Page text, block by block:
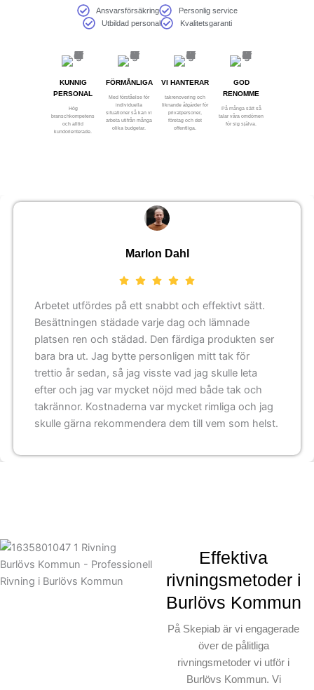
Ansvarsförsäkring
Personlig service
Utbildad personal
Kvalitetsgaranti
KUNNIG
PERSONAL
Hög
branschkompetens
och alltid
kundorienterade.
FÖRMÅNLIGA
Med förståelse för
individuella
situationer så kan vi
arbeta utifrån många
olika budgetar.
VI HANTERAR
takrenovering och
liknande åtgärder för
privatpersoner,
företag och det
offentliga.
GOD
RENOMME
På många sätt så
talar våra omdömen
för sig själva.
Marlon Dahl
Arbetet utfördes på ett snabbt och effektivt sätt.
Besättningen städade varje dag och lämnade
platsen ren och städad. Den färdiga produkten ser
bara bra ut. Jag bytte personligen mitt tak för
trettio år sedan, så jag visste vad jag skulle leta
efter och jag var mycket nöjd med både tak och
takrännor. Kostnaderna var mycket rimliga och jag
skulle gärna rekommendera dem till vem som helst.
Effektiva
rivningsmetoder i
Burlövs Kommun
På Skepiab är vi engagerade
över de pålitliga
rivningsmetoder vi utför i
Burlövs Kommun. Vi